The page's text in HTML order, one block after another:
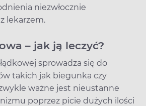
niezwłocznie
lekarzem.
– jak ją leczyć?
sprowadza się do
takich jak biegunka czy
ważne jest nieustanne
poprzez picie dużych ilości